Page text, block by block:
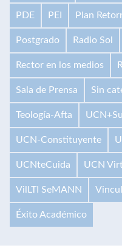
PDE PEI Plan
Postgrado Radio Sol
Rector en los medios
Sala de Prensa Sin
Teología-Afta
UCN-Constituyente
UCNteCuida UCN
VilLTI SeMANN
Éxito Académico